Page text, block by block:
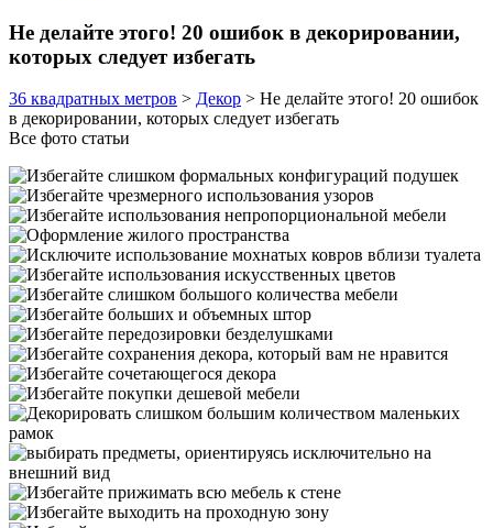
Не делайте этого! 20 ошибок в декорировании,
которых следует избегать
36 квадратных метров > Декор > Не делайте этого! 20 ошибок
в декорировании, которых следует избегать
Все фото статьи